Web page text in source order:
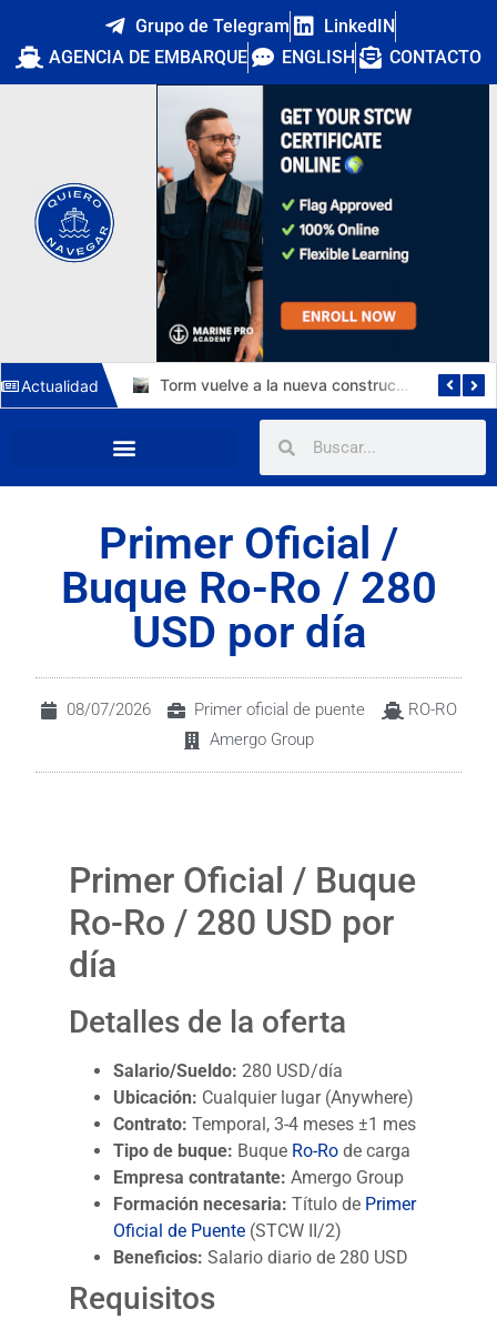
Grupo de Telegram
LinkedIN
AGENCIA DE EMBARQUE
ENGLISH CONTACTO
Actualidad
El Puerto de Huelva estrena una tercera vía de 1.211 metros y 15.112 m² para autopistas ferroviarias Torm vuelve a la nueva construcción: 6 MR de 50.000 TPM en China por 276 M$ y un horizonte de empleo hasta 2030
Primer Oficial /
Buque Ro-Ro / 280
USD por día
08/07/2026 Primer oficial de puente
RO-RO
Amergo Group
Primer Oficial / Buque
Ro-Ro / 280 USD por
día
Detalles de la oferta
Salario/Sueldo: 280 USD/día
Ubicación: Cualquier lugar (Anywhere)
Contrato: Temporal, 3-4 meses ±1 mes
Tipo de buque: Buque Ro-Ro de carga
Empresa contratante: Amergo Group
Formación necesaria: Título de Primer
Oficial de Puente (STCW II/2)
Beneficios: Salario diario de 280 USD
Requisitos